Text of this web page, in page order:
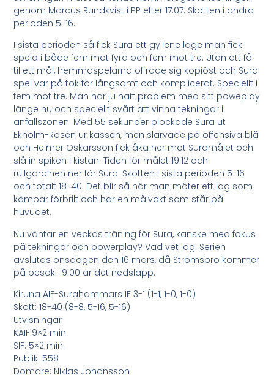
genom Marcus Rundkvist i PP efter 17:07. Skotten i andra
perioden 5-16.
I sista perioden så fick Sura ett gyllene läge man fick
spela i både fem mot fyra och fem mot tre. Utan att få
til ett mål, hemmaspelarna offrade sig kopiöst och Sura
spel var på tok för långsamt och komplicerat. Speciellt i
fem mot tre. Man har ju haft problem med sitt poweplay
länge nu och speciellt svårt att vinna tekningar i
anfallszonen. Med 55 sekunder plockade Sura ut
Ekholm-Rosén ur kassen, men slarvade på offensiva blå
och Helmer Oskarsson fick åka ner mot Suramålet och
slå in spiken i kistan. Tiden för målet 19:12 och
rullgardinen ner för Sura. Skotten i sista perioden 5-16
och totalt 18-40. Det blir så när man möter ett lag som
kämpar förbrilt och har en målvakt som står på
huvudet.
Nu väntar en veckas träning för Sura, kanske med fokus
på tekningar och powerplay? Vad vet jag. Serien
avslutas onsdagen den 16 mars, då Strömsbro kommer
på besök. 19:00 är det nedsläpp.
Kiruna AIF-Surahammars IF 3-1 (1-1, 1-0, 1-0)
Skott: 18-40 (8-8, 5-16, 5-16)
Utvisningar
KAIF:9×2 min.
SIF: 5×2 min.
Publik: 558
Domare: Niklas Johansson